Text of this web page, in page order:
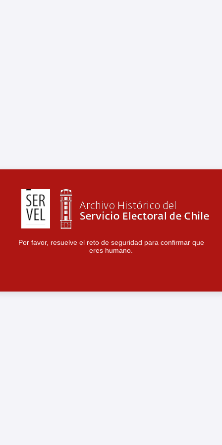
Por favor, resuelve el reto de seguridad para confirmar que
eres humano.